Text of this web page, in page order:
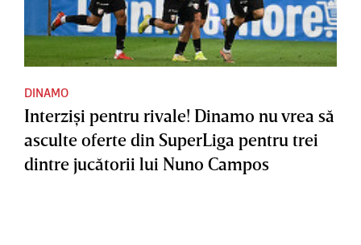
DINAMO
Interzişi pentru rivale! Dinamo nu vrea să
asculte oferte din SuperLiga pentru trei
dintre jucătorii lui Nuno Campos